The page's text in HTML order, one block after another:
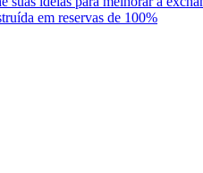
em reservas de 100%